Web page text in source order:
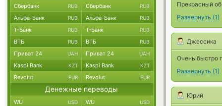
Прекрасный
Развернуть (1)
Джессика
Очень быстро
Развернуть (1)
Юрий
Сбербанк RUB Сбербанк RUB
Альфа-Банк RUB Альфа-Банк RUB
Т-Банк RUB Т-Банк RUB
ВТБ RUB ВТБ RUB
Приват 24 UAH Приват 24 UAH
Kaspi Bank KZT Kaspi Bank KZT
Revolut EUR Revolut EUR
Денежные переводы
WU USD WU USD